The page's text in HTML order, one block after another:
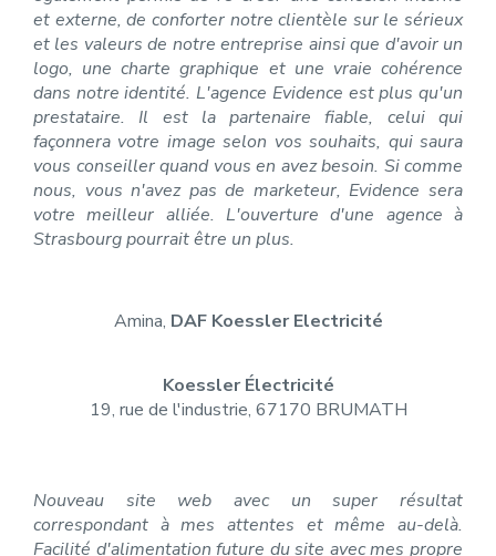
et externe, de conforter notre clientèle sur le sérieux
et les valeurs de notre entreprise ainsi que d'avoir un
logo, une charte graphique et une vraie cohérence
dans notre identité. L'agence Evidence est plus qu'un
prestataire. Il est la partenaire fiable, celui qui
façonnera votre image selon vos souhaits, qui saura
vous conseiller quand vous en avez besoin. Si comme
nous, vous n'avez pas de marketeur, Evidence sera
votre meilleur alliée. L'ouverture d'une agence à
Strasbourg pourrait être un plus.
Amina, DAF Koessler Electricité
Koessler Électricité
19, rue de l'industrie, 67170 BRUMATH
Nouveau site web avec un super résultat
correspondant à mes attentes et même au-delà.
Facilité d'alimentation future du site avec mes propre